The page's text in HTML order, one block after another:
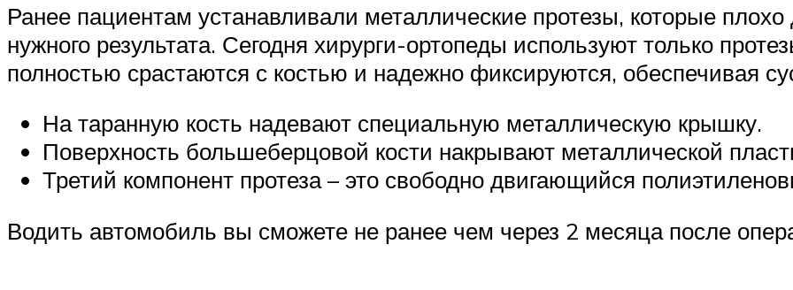
Ранее пациентам устанавливали металлические протезы, которые
нужного результата. Сегодня хирурги-ортопеды используют только
полностью срастаются с костью и надежно фиксируются, обеспечивая
На таранную кость надевают специальную металлическую крышку.
Поверхность большеберцовой кости накрывают металлической
Третий компонент протеза – это свободно двигающийся
Водить автомобиль вы сможете не ранее чем через 2 месяца после